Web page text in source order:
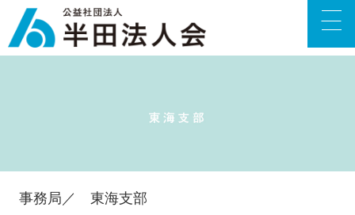
事務局／
東海支部